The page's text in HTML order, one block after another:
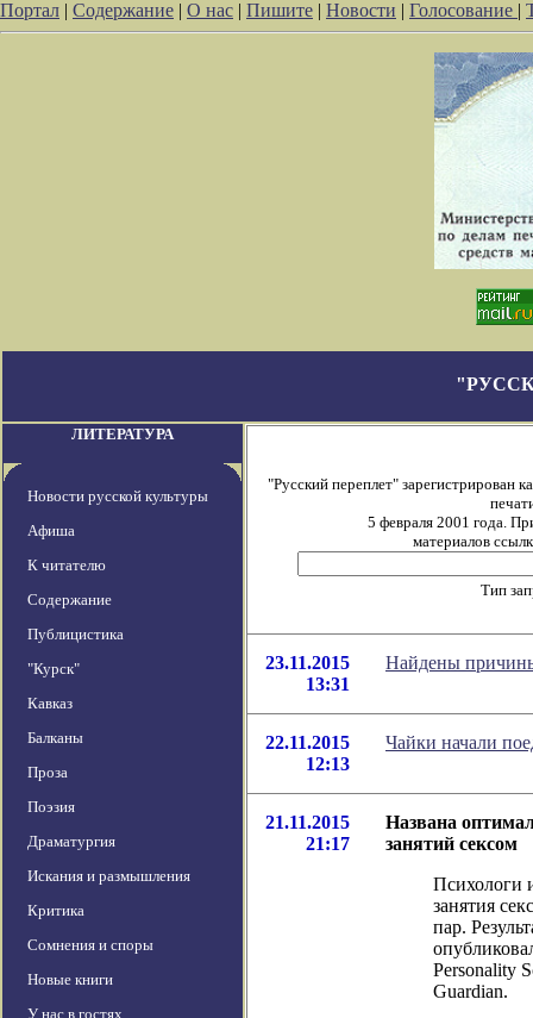
Портал | Содержание | О нас | Пишите | Новости | Голосование |
ЛИТЕРАТУРА
Новости русской культуры
Афиша
К читателю
Содержание
Публицистика
"Курск"
Кавказ
Балканы
Проза
Поэзия
Драматургия
Искания и размышления
Критика
Сомнения и споры
Новые книги
У нас в гостях
"Русский переплет" зарегистрирован
5 февраля 2001 года.
материалов
Тип
23.11.2015
13:31
Найдены
22.11.2015
12:13
Чайки начали
21.11.2015
21:17
Названа
занятий сексом
Психологи
занятия
пар.
Personality
Guardian.